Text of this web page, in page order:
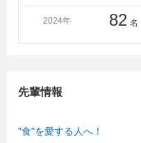
2024年 82 名
先輩情報
"食"を愛する人へ！